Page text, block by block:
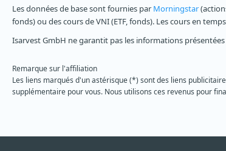
Les données de base sont fournies par Morningstar
fonds) ou des cours de VNI (ETF, fonds). Les cours en
Isarvest GmbH ne garantit pas les informations
Remarque sur l'affiliation
Les liens marqués d'un astérisque (*) sont des liens
supplémentaire pour vous. Nous utilisons ces revenus pour